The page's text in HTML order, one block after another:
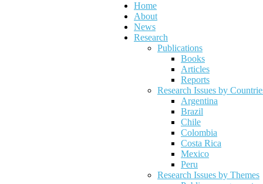
Home
About
News
Research
Publications
Books
Articles
Reports
Research Issues by
Argentina
Brazil
Chile
Colombia
Costa Rica
Mexico
Peru
Research Issues by Themes